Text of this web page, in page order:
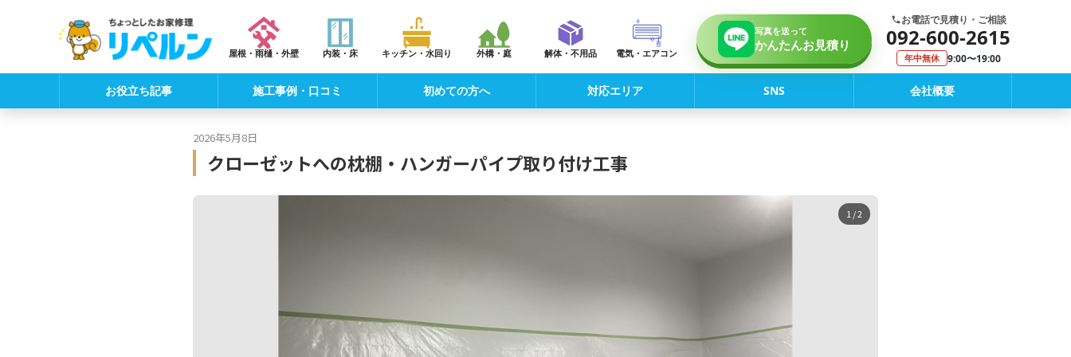
屋根・雨樋・外壁 内装・床 キッチン・水回り 外構・庭 解体・不用品 電気・エアコン
写真を送って
かんたんお見積り
お電話で見積り・ご相談
092-600-2615
年中無休 9:00〜19:00
お役立ち記事 施工事例・口コミ 初めての方へ 対応エリア SNS 会社概要
2026年5月8日
クローゼットへの枕棚・ハンガーパイプ取り付け工事
1 / 2